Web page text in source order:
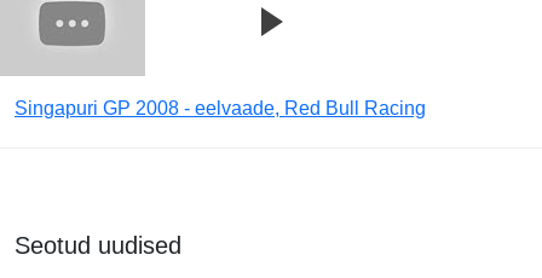
Singapuri GP 2008 - eelvaade, Red Bull Racing
Seotud uudised